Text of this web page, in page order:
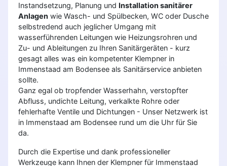
Instandsetzung, Planung und Installation sanitärer
Anlagen wie Wasch- und Spülbecken, WC oder Dusche
selbstredend auch jeglicher Umgang mit
wasserführenden Leitungen wie Heizungsrohren und
Zu- und Ableitungen zu Ihren Sanitärgeräten - kurz
gesagt alles was ein kompetenter Klempner in
Immenstaad am Bodensee als Sanitärservice anbieten
sollte.
Ganz egal ob tropfender Wasserhahn, verstopfter
Abfluss, undichte Leitung, verkalkte Rohre oder
fehlerhafte Ventile und Dichtungen - Unser Netzwerk ist
in Immenstaad am Bodensee rund um die Uhr für Sie
da.
Durch die Expertise und dank professioneller
Werkzeuge kann Ihnen der Klempner für Immenstaad